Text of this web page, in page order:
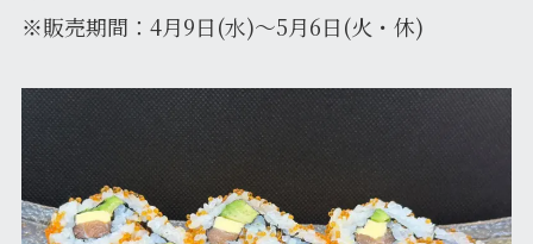
※販売期間：4月9日(水)～5月6日(火・休)